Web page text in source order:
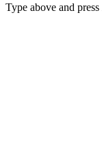
Type above and press